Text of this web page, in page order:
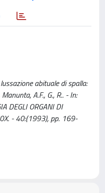
abituale di spalla:
A.F., G., R.. - In:
DEGLI ORGANI DI
- 40:(1993), pp. 169-